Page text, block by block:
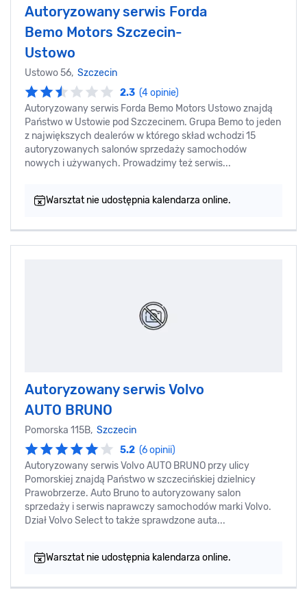
Autoryzowany serwis Forda
Bemo Motors Szczecin-
Ustowo
Ustowo 56, Szczecin
2.3 (4 opinie)
Autoryzowany serwis Forda Bemo Motors Ustowo znajdą
Państwo w Ustowie pod Szczecinem. Grupa Bemo to jeden
z największych dealerów w którego skład wchodzi 15
autoryzowanych salonów sprzedaży samochodów
nowych i używanych. Prowadzimy też serwis...
Warsztat nie udostępnia kalendarza online.
Autoryzowany serwis Volvo
AUTO BRUNO
Pomorska 115B, Szczecin
5.2 (6 opinii)
Autoryzowany serwis Volvo AUTO BRUNO przy ulicy
Pomorskiej znajdą Państwo w szczecińskiej dzielnicy
Prawobrzerze. Auto Bruno to autoryzowany salon
sprzedaży i serwis naprawczy samochodów marki Volvo.
Dział Volvo Select to także sprawdzone auta...
Warsztat nie udostępnia kalendarza online.